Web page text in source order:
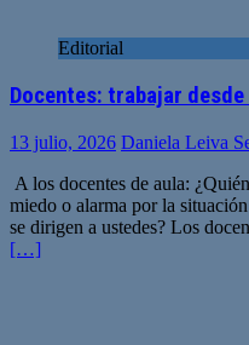
Editorial
Docentes: trabajar
13 julio, 2026 Daniela Leiva
A los docentes de aula:
miedo o alarma por la
se dirigen a ustedes? Los
[…]